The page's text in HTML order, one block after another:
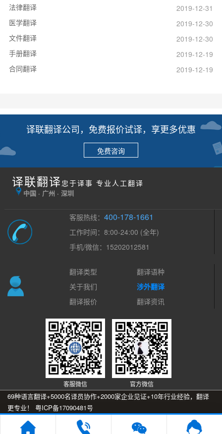
法律翻译
2019-12-31
医学翻译
2019-12-30
文件翻译
2019-12-30
手册翻译
2019-12-19
合同翻译
2019-12-19
译联翻译公司，免费报价试译，享更多优惠
免费咨询

译联翻译 忠于译事 专业人工翻译
中国 · 广州 · 深圳
客服热线：400-178-1661
工作时间：8:00-24:00 (全年)
手机/微信：15202012581
翻译类型
翻译语种
关于我们
涉外翻译
翻译报价
翻译资讯
客服微信 官方微信
69种语言翻译+5000名译员协作+2000家企业见证+10年行业经验，翻译
更专业！ 粤ICP备17090481号